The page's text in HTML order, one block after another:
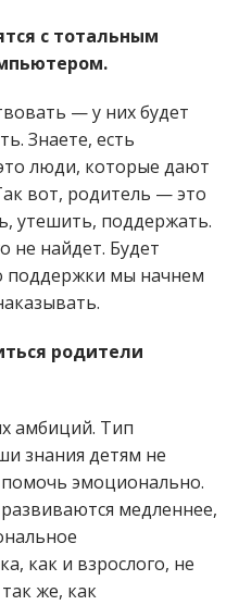
с тотальным
— у них будет
Знаете, есть
люди, которые дают
вот, родитель — это
утешить, поддержать.
не найдет. Будет
поддержки мы начнем
родители
амбиций. Тип
знания детям не
эмоционально.
медленнее,
как и взрослого, не
же, как